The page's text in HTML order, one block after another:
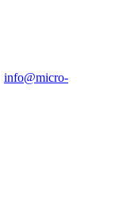
info@micro-